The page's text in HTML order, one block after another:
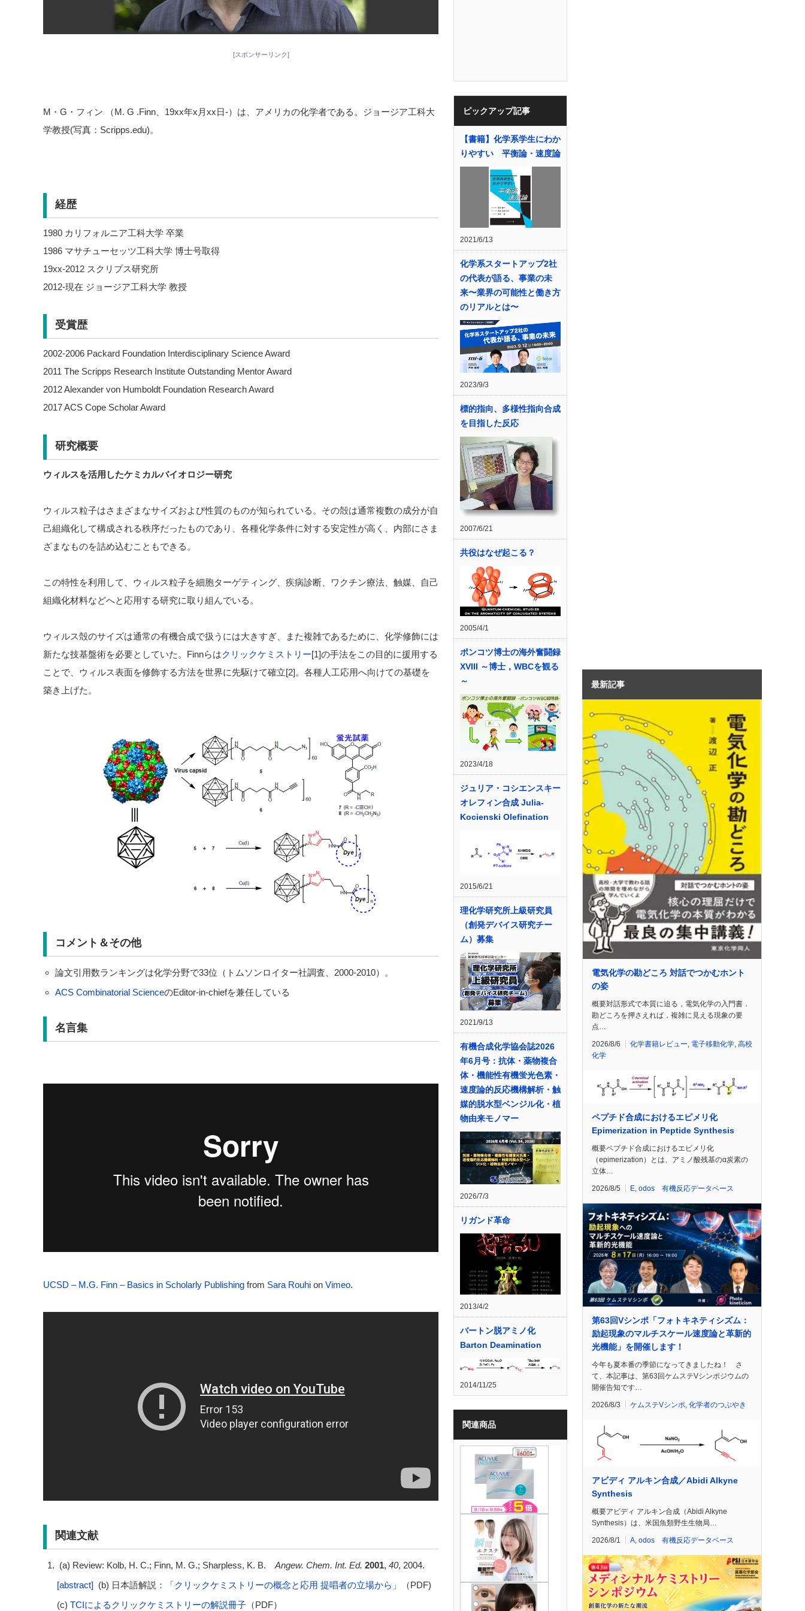
[スポンサーリンク]
M・G・フィン （M. G .Finn、19xx年x月xx日-）は、アメリカの化学者である。ジョージア工科大
学教授(写真：Scripps.edu)。
経歴
1980 カリフォルニア工科大学 卒業
1986 マサチューセッツ工科大学 博士号取得
19xx-2012 スクリプス研究所
2012-現在 ジョージア工科大学 教授
受賞歴
2002-2006 Packard Foundation Interdisciplinary Science Award
2011 The Scripps Research Institute Outstanding Mentor Award
2012 Alexander von Humboldt Foundation Research Award
2017 ACS Cope Scholar Award
研究概要
ウィルスを活用したケミカルバイオロジー研究
ウィルス粒子はさまざまなサイズおよび性質のものが知られている。その殻は通常複数の成分が自
己組織化して構成される秩序だったものであり、各種化学条件に対する安定性が高く、内部にさま
ざまなものを詰め込むこともできる。
この特性を利用して、ウィルス粒子を細胞ターゲティング、疾病診断、ワクチン療法、触媒、自己
組織化材料などへと応用する研究に取り組んでいる。
ウィルス殻のサイズは通常の有機合成で扱うには大きすぎ、また複雑であるために、化学修飾には
新たな技基盤術を必要としていた。Finnらはクリックケミストリー[1]の手法をこの目的に援用する
ことで、ウィルス表面を修飾する方法を世界に先駆けて確立[2]。各種人工応用へ向けての基礎を
築き上げた。
コメント＆その他
論文引用数ランキングは化学分野で33位（トムソンロイター社調査、2000-2010）。
ACS Combinatorial ScienceのEditor-in-chiefを兼任している
名言集
UCSD – M.G. Finn – Basics in Scholarly Publishing from Sara Rouhi on Vimeo.
関連文献
(a) Review: Kolb, H. C.; Finn, M. G.; Sharpless, K. B. Angew. Chem. Int. Ed. 2001, 40, 2004.
[abstract](b) 日本語解説： 「クリックケミストリーの概念と応用 提唱者の立場から」
（PDF)
(c) TCIによるクリックケミストリーの解説冊子（PDF）
ピックアップ記事
【書籍】化学系学生にわか
りやすい 平衡論・速度論
2021/6/13
化学系スタートアップ2社
の代表が語る、事業の未
来〜業界の可能性と働き方
のリアルとは〜
2023/9/3
標的指向、多様性指向合成
を目指した反応
2007/6/21
共役はなぜ起こる？
2005/4/1
ポンコツ博士の海外奮闘録
XVIII ～博士，WBCを観る
～
2023/4/18
ジュリア・コシエンスキー
オレフィン合成 Julia-
Kocienski Olefination
2015/6/21
理化学研究所上級研究員
（創発デバイス研究チー
ム）募集
2021/9/13
有機合成化学協会誌2026
年6月号：抗体・薬物複合
体・機能性有機蛍光色素・
速度論的反応機構解析・触
媒的脱水型ベンジル化・植
物由来モノマー
2026/7/3
リガンド革命
2013/4/2
バートン脱アミノ化
Barton Deamination
2014/11/25
関連商品
最新記事
電気化学の勘どころ 対話でつかむホント
の姿
概要対話形式で本質に迫る，電気化学の入門書．
勘どころを押さえれば，複雑に見える現象の要
点…
2026/8/6 化学書籍レビュー, 電子移動化学, 高校
化学
ペプチド合成におけるエピメリ化
Epimerization in Peptide Synthesis
概要ペプチド合成におけるエピメリ化
（epimerization）とは、アミノ酸残基のα炭素の
立体…
2026/8/5 E, odos 有機反応データベース
第63回Vシンポ「フォトキネティシズム：
励起現象のマルチスケール速度論と革新的
光機能」を開催します！
今年も夏本番の季節になってきましたね！ さ
て、本記事は、第63回ケムステVシンポジウムの
開催告知です…
2026/8/3 ケムステVシンポ 化学者のつぶやき
アビディ アルキン合成／Abidi Alkyne
Synthesis
概要アビディ アルキン合成（Abidi Alkyne
Synthesis）は、米国魚類野生生物局…
2026/8/1 A odos 有機反応データベース